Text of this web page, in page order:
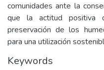
comunidades ante la
que la actitud positiva
preservación de los
para una utilización
Keywords